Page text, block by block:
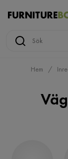
Hem